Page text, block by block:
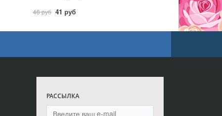
48 руб 41 руб
РАССЫЛКА